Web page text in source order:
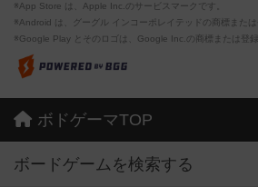
※App Store は、Apple Inc.のサービスマークです。
※Android は、グーグル インコーポレイテッドの商標または
※Google Play とそのロゴは、Google Inc.の商標または登録
ボドゲーマTOP
ボードゲームを検索する